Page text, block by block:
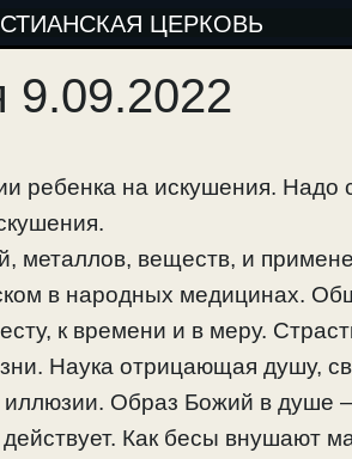
ЦЕРКОВЬ
9.09.2022
ребенка на искушения. Надо с
металлов, веществ, и
в народных медицинах.
к времени и в меру.
Наука отрицающая душу,
Образ Божий в душе
Как бесы внушают